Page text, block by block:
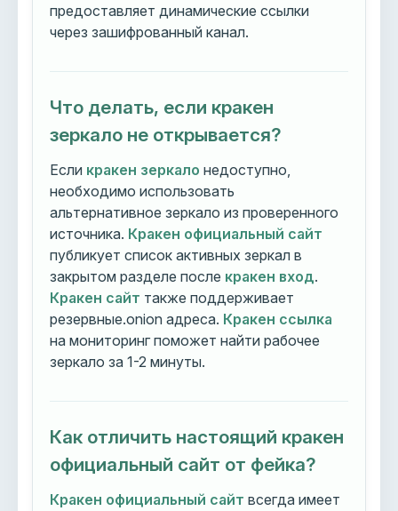
предоставляет динамические ссылки
через зашифрованный канал.
Что делать, если кракен
зеркало не открывается?
Если кракен зеркало недоступно,
необходимо использовать
альтернативное зеркало из проверенного
источника. Кракен официальный сайт
публикует список активных зеркал в
закрытом разделе после кракен вход.
Кракен сайт также поддерживает
резервные.onion адреса. Кракен ссылка
на мониторинг поможет найти рабочее
зеркало за 1-2 минуты.
Как отличить настоящий кракен
официальный сайт от фейка?
Кракен официальный сайт всегда имеет